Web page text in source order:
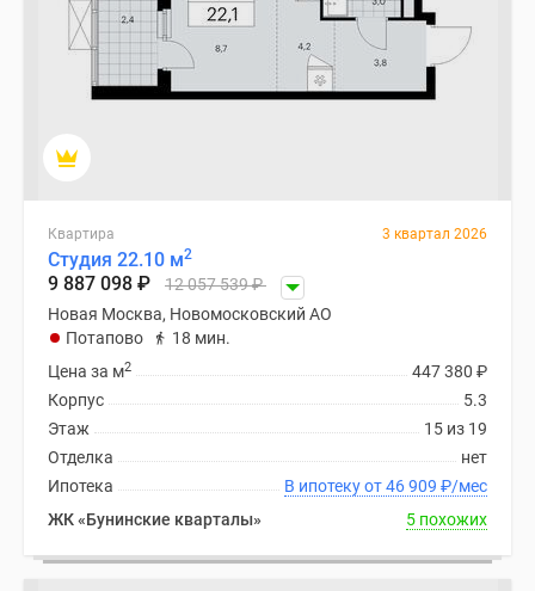
Квартира 3 квартал 2026
Студия 22.10 м2
9 887 098 ₽ 12 057 539₽
Новая Москва, Новомосковский АО
Потапово
18 мин.
447 380 ₽
Цена за м2
5.3
Корпус
15 из 19
Этаж
нет
Отделка
В ипотеку от 46 909 ₽/мес
Ипотека
ЖК «Бунинские кварталы»
5 похожих